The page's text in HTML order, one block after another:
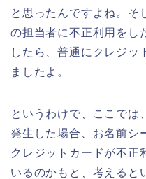
と思ったんですよね。そ
の担当者に不正利用をし
したら、普通にクレジッ
ましたよ。
というわけで、ここでは
発生した場合、お名前シ
クレジットカードが不正
いるのかもと、考えると